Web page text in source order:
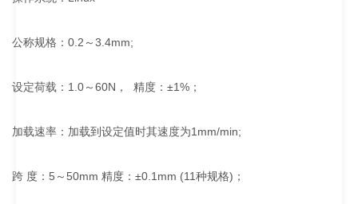
公称规格：0.2～3.4mm;
设定荷载：1.0～60N， 精度：±1%；
加载速率：加载到设定值时其速度为1mm/min;
跨 度：5～50mm 精度：±0.1mm (11种规格)；